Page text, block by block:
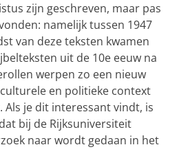
zijn geschreven, maar pas
namelijk tussen 1947
van deze teksten kwamen
uit de 10e eeuw na
werpen zo een nieuw
en politieke context
Als je dit interessant vindt, is
bij de Rijksuniversiteit
naar wordt gedaan in het